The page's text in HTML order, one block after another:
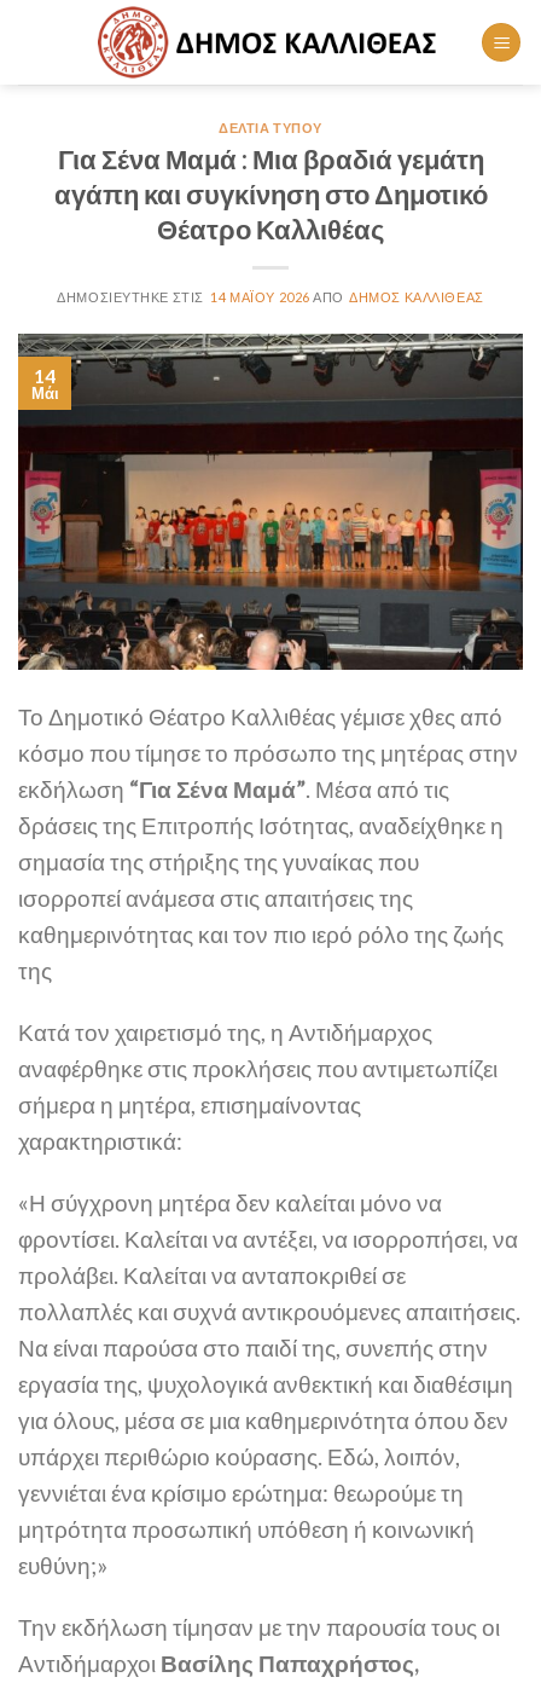
ΔΕΛΤΊΑ ΤΎΠΟΥ
Για Σένα Μαμά : Μια βραδιά γεμάτη
αγάπη και συγκίνηση στο Δημοτικό
Θέατρο Καλλιθέας
14 ΜΑΪ́ΟΥ 2026 ΔΗΜΟΣ ΚΑΛΛΙΘΕΑΣ
14
Μάι
Το Δημοτικό Θέατρο Καλλιθέας γέμισε χθες από
κόσμο που τίμησε το πρόσωπο της μητέρας στην
εκδήλωση “Για Σένα Μαμά”. Μέσα από τις
δράσεις της Επιτροπής Ισότητας, αναδείχθηκε η
σημασία της στήριξης της γυναίκας που
ισορροπεί ανάμεσα στις απαιτήσεις της
καθημερινότητας και τον πιο ιερό ρόλο της ζωής
της
Κατά τον χαιρετισμό της, η Αντιδήμαρχος
αναφέρθηκε στις προκλήσεις που αντιμετωπίζει
σήμερα η μητέρα, επισημαίνοντας
χαρακτηριστικά:
«Η σύγχρονη μητέρα δεν καλείται μόνο να
φροντίσει. Καλείται να αντέξει, να ισορροπήσει, να
προλάβει. Καλείται να ανταποκριθεί σε
πολλαπλές και συχνά αντικρουόμενες απαιτήσεις.
Να είναι παρούσα στο παιδί της, συνεπής στην
εργασία της, ψυχολογικά ανθεκτική και διαθέσιμη
για όλους, μέσα σε μια καθημερινότητα όπου δεν
υπάρχει περιθώριο κούρασης. Εδώ, λοιπόν,
γεννιέται ένα κρίσιμο ερώτημα: θεωρούμε τη
μητρότητα προσωπική υπόθεση ή κοινωνική
ευθύνη;»
Την εκδήλωση τίμησαν με την παρουσία τους οι
Αντιδήμαρχοι Βασίλης Παπαχρήστος,